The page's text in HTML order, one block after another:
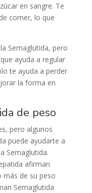
en sangre. Te
comer, lo que
Semaglutida, pero
ayuda a regular
te ayuda a perder
la forma en
de peso
pero algunos
puede ayudarte a
Semaglutida.
afirman
más de su peso
Semaglutida